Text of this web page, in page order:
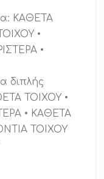
ΚΑΘΕΤΑ
•
•
διπλής
ΤΟΙΧΟΥ •
• ΚΑΘΕΤΑ
ΤΟΙΧΟΥ